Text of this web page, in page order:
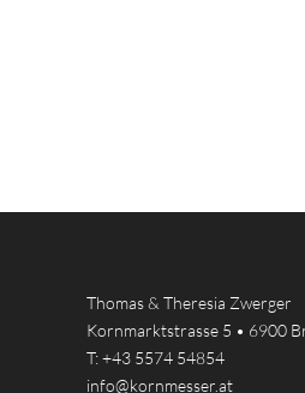
Thomas & Theresia Zwerger
Kornmarktstrasse 5 • 6900
T:+43 5574 54854
info@kornmesser.at